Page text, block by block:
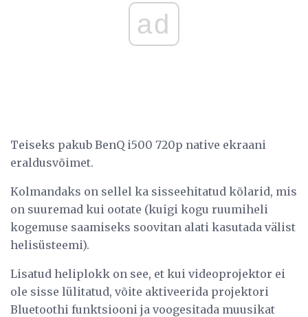
ad
Teiseks pakub BenQ i500 720p native ekraani
eraldusvõimet.
Kolmandaks on sellel ka sisseehitatud kõlarid, mis
on suuremad kui ootate (kuigi kogu ruumiheli
kogemuse saamiseks soovitan alati kasutada välist
helisüsteemi).
Lisatud heliplokk on see, et kui videoprojektor ei
ole sisse lülitatud, võite aktiveerida projektori
Bluetoothi ​​funktsiooni ja voogesitada muusikat